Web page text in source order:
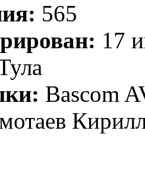
565
17
Bascom